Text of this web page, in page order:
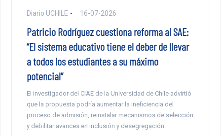
Diario UCHILE 16-07-2026
Patricio Rodríguez cuestiona reforma al SAE:
“El sistema educativo tiene el deber de llevar
a todos los estudiantes a su máximo
potencial”
El investigador del CIAE de la Universidad de Chile advirtió
que la propuesta podría aumentar la ineficiencia del
proceso de admisión, reinstalar mecanismos de selección
y debilitar avances en inclusión y desegregación.